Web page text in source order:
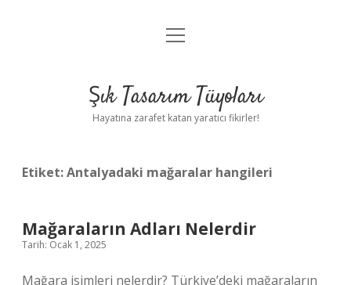
Anasayfa
Yasal Uyarı
menüyü
Şık Tasarım Tüyoları
Hayatına zarafet katan yaratıcı fikirler!
Etiket:Antalyadaki mağaralar hangileri
Mağaraların Adları Nelerdir
Tarih: Ocak 1, 2025
Mağara isimleri nelerdir? Türkiye’deki mağaraların